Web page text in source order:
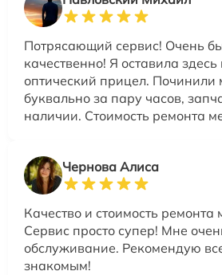
Потрясающий сервис! Очень
качественно! Я оставила
оптический прицел. Починили
буквально за пару часов,
наличии. Стоимость ремонта
Чернова Алиса
Качество и стоимость ремонта
Сервис просто супер! Мне
обслуживание. Рекомендую
знакомым!